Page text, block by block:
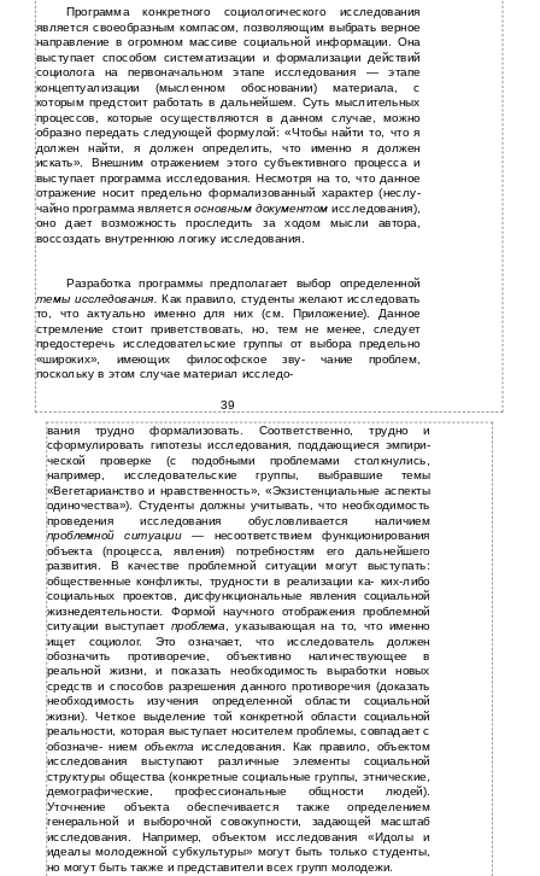
Программа конкретного социологического исследования
является своеобразным компасом, позволяющим выбрать верное
направление в огромном массиве социальной информации. Она
выступает способом систематизации и формализации действий
социолога на первоначальном этапе исследования — этапе
концептуализации (мысленном обосновании) материала, с
которым предстоит работать в дальнейшем. Суть мыслительных
процессов, которые осуществляются в данном случае, можно
образно передать следующей формулой: «Чтобы найти то, что я
должен найти, я должен определить, что именно я должен
искать». Внешним отражением этого субъективного процесса и
выступает программа исследования. Несмотря на то, что данное
отражение носит предельно формализованный характер (неслу-
чайно программа являетсяосновным документомисследования),
оно дает возможность проследить за ходом мысли автора,
воссоздать внутреннюю логику исследования.
Разработка программы предполагает выбор определенной
темы исследования.Как правило, студенты желают исследовать
то, что актуально именно для них (см. Приложение). Данное
стремление стоит приветствовать, но, тем не менее, следует
предостеречь исследовательские группы от выбора предельно
«широких», имеющих философское зву- чание проблем,
поскольку в этом случае материал исследо-
39
вания трудно формализовать. Соответственно, трудно и
сформулировать гипотезы исследования, поддающиеся эмпири-
ческой проверке (с подобными проблемами столкнулись,
например, исследовательские группы, выбравшие темы
«Вегетарианство и нравственность», «Экзистенциальные аспекты
одиночества»). Студенты должны учитывать, что необходимость
проведения исследования обусловливается наличием
проблемной ситуации — несоответствием функционирования
объекта (процесса, явления) потребностям его дальнейшего
развития. В качестве проблемной ситуации могут выступать:
общественные конфликты, трудности в реализации ка- ких-либо
социальных проектов, дисфункциональные явления социальной
жизнедеятельности. Формой научного отображения проблемной
ситуации выступает проблема, указывающая на то, что именно
ищет социолог. Это означает, что исследователь должен
обозначить противоречие, объективно наличествующее в
реальной жизни, и показать необходимость выработки новых
средств и способов разрешения данного противоречия (доказать
необходимость изучения определенной области социальной
жизни). Четкое выделение той конкретной области социальной
реальности, которая выступает носителем проблемы, совпадает с
обозначе- нием объекта исследования. Как правило, объектом
исследования выступают различные элементы социальной
структуры общества (конкретные социальные группы, этнические,
демографические, профессиональные общности людей).
Уточнение объекта обеспечивается также определением
генеральной и выборочной совокупности, задающей масштаб
исследования. Например, объектом исследования «Идолы и
идеалы молодежной субкультуры» могут быть только студенты,
но могут быть также и представители всех групп молодежи.